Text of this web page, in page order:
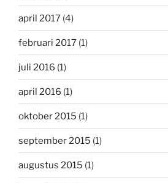
april 2017 (4)
februari 2017 (1)
juli 2016 (1)
april 2016 (1)
oktober 2015 (1)
september 2015 (1)
augustus 2015 (1)